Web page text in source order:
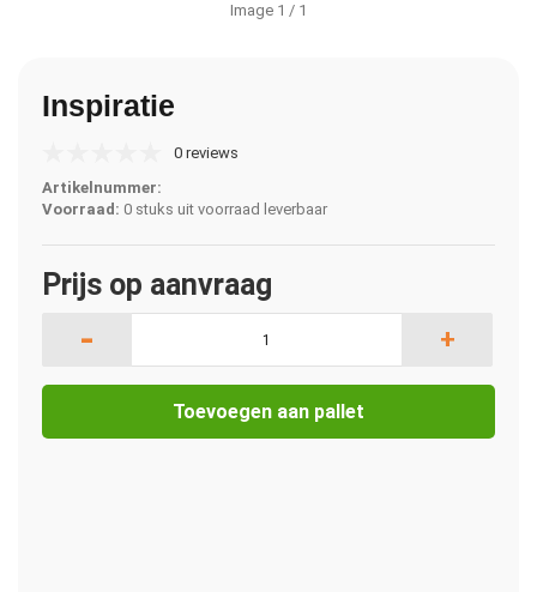
Image 1 / 1
Inspiratie
0 reviews
Artikelnummer:
Voorraad: 0 stuks uit voorraad leverbaar
Prijs op aanvraag
- +
Toevoegen aan pallet